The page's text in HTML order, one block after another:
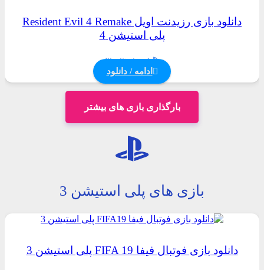
دانلود بازی رزیدنت اویل Resident Evil 4 Remake
پلی استیشن 4
PlayStation 4
ادامه / دانلود
بارگذاری بازی های بیشتر
بازی های پلی استیشن 3
دانلود بازی فوتبال فیفا FIFA 19 پلی استیشن 3